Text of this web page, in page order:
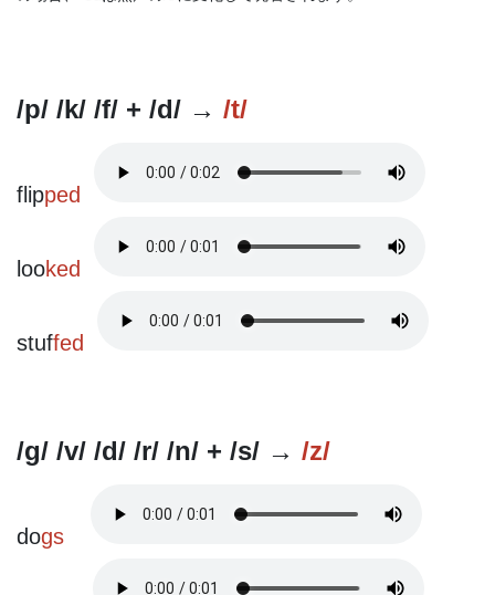
/p/ /k/ /f/ + /d/ → /t/
flipped
looked
stuffed
/g/ /v/ /d/ /r/ /n/ + /s/ → /z/
dogs